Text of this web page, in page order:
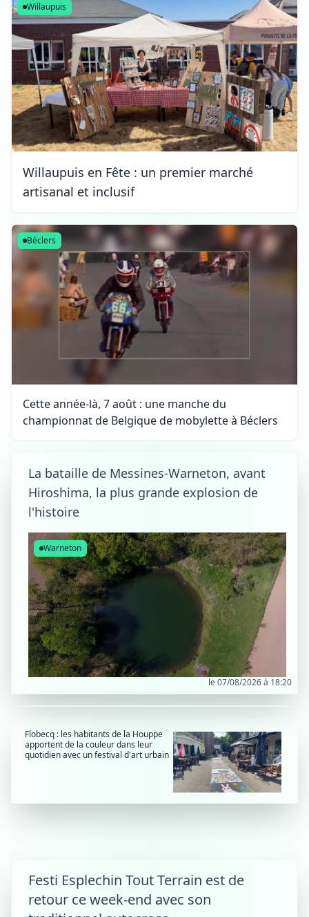
Willaupuis
Willaupuis en Fête : un premier marché
artisanal et inclusif
Béclers
Cette année-là, 7 août : une manche du
championnat de Belgique de mobylette à Béclers
La bataille de Messines-Warneton, avant
Hiroshima, la plus grande explosion de
l'histoire
le 07/08/2026 à 18:20
Warneton
Flobecq : les habitants de la Houppe
apportent de la couleur dans leur
quotidien avec un festival d'art urbain
Festi Esplechin Tout Terrain est de
retour ce week-end avec son